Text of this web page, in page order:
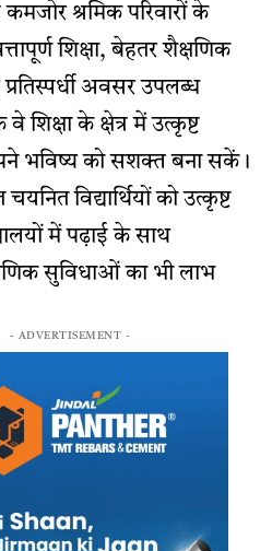
श्रमिक परिवारों के
शिक्षा, बेहतर शैक्षणिक
अवसर उपलब्ध
वे शिक्षा के क्षेत्र में उत्कृष्ट
भविष्य को सशक्त बना सकें।
विद्यार्थियों को उत्कृष्ट
में पढ़ाई के साथ
सुविधाओं का भी लाभ
- ADVERTISEMENT -